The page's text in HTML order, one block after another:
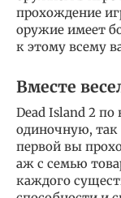
прохождение
оружие имеет
к этому всему
Вместе
Dead Island 2
одиночную,
первой вы
аж с семью
каждого